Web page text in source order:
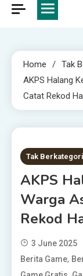
Home
Tak
AKPS Halang
Catat Rekod
1 MIN READ
Tak Berkategori
AKPS
Warga
Rekod
3 June 2025
Berita Game,